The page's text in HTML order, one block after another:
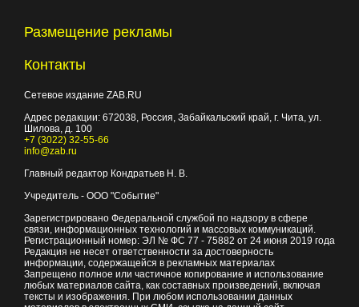
Размещение рекламы
Контакты
Сетевое издание ZAB.RU
Адрес редакции: 672038, Россия, Забайкальский край, г. Чита, ул.
Шилова, д. 100
+7 (3022) 32-55-66
info@zab.ru
Главный редактор Кондратьев Н. В.
Учредитель - ООО "Событие"
Зарегистрировано Федеральной службой по надзору в сфере
связи, информационных технологий и массовых коммуникаций.
Регистрационный номер: ЭЛ № ФС 77 - 75882 от 24 июня 2019 года
Редакция не несет ответственности за достоверность
информации, содержащейся в рекламных материалах
Запрещено полное или частичное копирование и использование
любых материалов сайта, как составных произведений, включая
тексты и изображения. При любом использовании данных